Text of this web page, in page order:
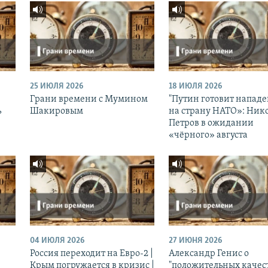
25 ИЮЛЯ 2026
Грани времени с Мумином
Шакировым
18 ИЮЛЯ 2026
"Путин готовит
на страну НАТО»:
Петров в ожидании
«чёрного» августа
04 ИЮЛЯ 2026
Россия переходит на Евро-2 |
Крым погружается в кризис |
27 ИЮНЯ 2026
Александр Генис о
"положительных